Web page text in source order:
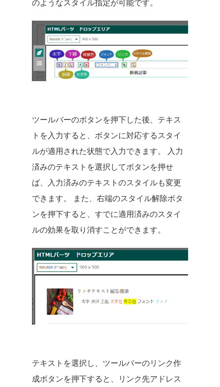
のようなスタイル指定が可能です。
ツールバーのボタンを押下した後、テキス
トを入力すると、ボタンに対応するスタイ
ルが適用された状態で入力できます。 入力
済みのテキストを選択してボタンを押せ
ば、入力済みのテキストのスタイルも変更
できます。 また、右端のスタイル解除ボタ
ンを押下すると、すでに適用済みのスタイ
ルの効果を取り消すことができます。
テキストを選択し、ツールバーのリンク作
成ボタンを押下すると、リンク先アドレス